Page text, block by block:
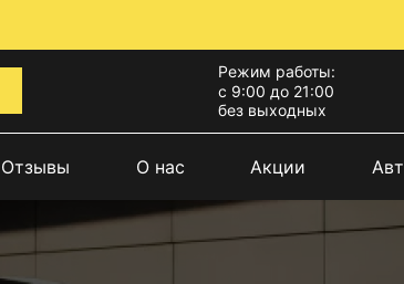
Режим работы:
с 9:00 до 21:00
без выходных
Отзывы О нас Акции